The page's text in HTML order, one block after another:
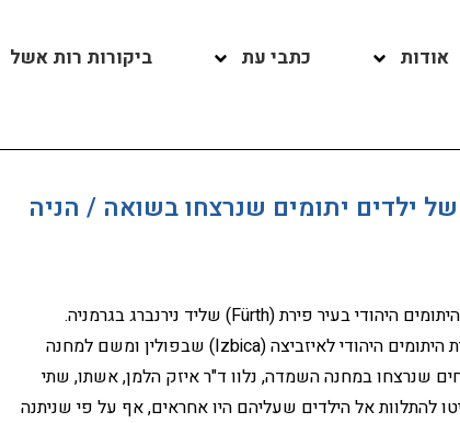
אודות כתבי עת ביקורות רות אשל
ילדים יתומים שנרצחו בשואה / הניה
הוא מחוות זיכרון נרקדת ל-33 ילדים מבית היתומים היהודי בעיר פירת (Fürth) שליד נירנברג בגרמניה.
הפרויקט מוקדש לילדים אלה, שבמרס 1942 הובלו מבית היתומים היהודי לאיזביצה (Izbica) שבפולין ומשם למחנה
שנרצחו במחנה השמדה, נלוו ד"ר איזק הלמן, אשתו, שתי
להתלוות אל הילדים שעליהם היו אחראים, אף על פי שניתנה